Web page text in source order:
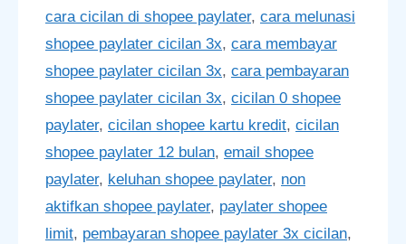
cara cicilan di shopee paylater, cara melunasi
shopee paylater cicilan 3x, cara membayar
shopee paylater cicilan 3x, cara pembayaran
shopee paylater cicilan 3x, cicilan 0 shopee
paylater, cicilan shopee kartu kredit, cicilan
shopee paylater 12 bulan, email shopee
paylater, keluhan shopee paylater, non
aktifkan shopee paylater, paylater shopee
limit, pembayaran shopee paylater 3x cicilan,